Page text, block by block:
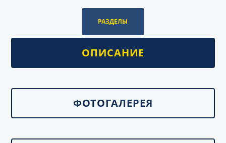
РАЗДЕЛЫ
ОПИСАНИЕ
ФОТОГАЛЕРЕЯ